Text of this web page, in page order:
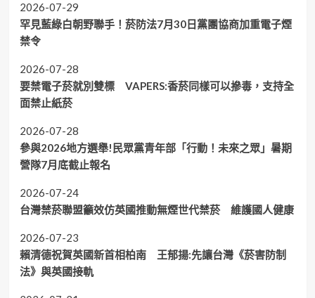
2026-07-29
罕見藍綠白朝野聯手！菸防法7月30日黨團協商加重電子煙
禁令
2026-07-28
要禁電子菸就別雙標 VAPERS:香菸同樣可以摻毒，支持全
面禁止紙菸
2026-07-28
參與2026地方選舉!民眾黨青年部「行動！未來之眾」暑期
營隊7月底截止報名
2026-07-24
台灣禁菸聯盟籲效仿英國推動無煙世代禁菸 維護國人健康
2026-07-23
賴清德祝賀英國新首相柏南 王郁揚:先讓台灣《菸害防制
法》與英國接軌